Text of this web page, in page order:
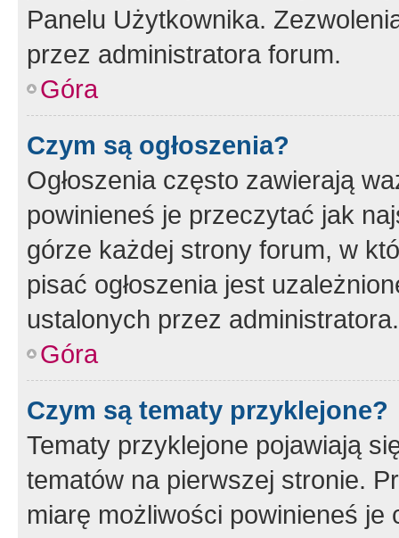
Panelu Użytkownika.
przez administratora forum.
Góra
Czym są ogłoszenia?
Ogłoszenia często zawierają
powinieneś je przeczytać jak
górze każdej strony forum, w
pisać ogłoszenia jest
ustalonych przez administratora.
Góra
Czym są tematy przyklejone?
Tematy przyklejone pojawiają
tematów na pierwszej stronie.
miarę możliwości powinieneś je